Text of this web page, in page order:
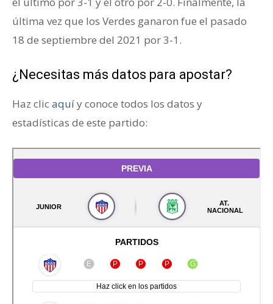
última vez que los Verdes ganaron fue el pasado
18 de septiembre del 2021 por 3-1.
¿Necesitas más datos para apostar?
Haz clic aquíy conoce todos los datos y
estadísticas de este partido: